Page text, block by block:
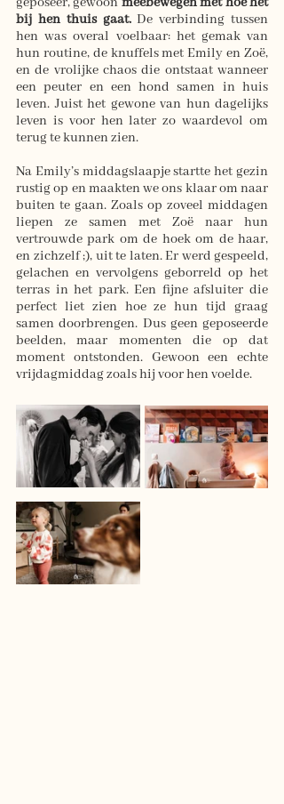
bij hen thuis gaat. De verbinding tussen
hen was overal voelbaar: het gemak van
hun routine, de knuffels met Emily en Zoë,
en de vrolijke chaos die ontstaat wanneer
een peuter en een hond samen in huis
leven. Juist het gewone van hun dagelijks
leven is voor hen later zo waardevol om
terug te kunnen zien.
Na Emily’s middagslaapje startte het gezin
rustig op en maakten we ons klaar om naar
buiten te gaan. Zoals op zoveel middagen
liepen ze samen met Zoë naar hun
vertrouwde park om de hoek om de haar,
en zichzelf ;), uit te laten. Er werd gespeeld,
gelachen en vervolgens geborreld op het
terras in het park. Een fijne afsluiter die
perfect liet zien hoe ze hun tijd graag
samen doorbrengen. Dus geen geposeerde
beelden, maar momenten die op dat
moment ontstonden. Gewoon een echte
vrijdagmiddag zoals hij voor hen voelde.